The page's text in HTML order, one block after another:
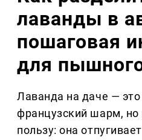
лаванды в
пошаговая
для
Лаванда на даче — это
французский шарм, но
пользу: она